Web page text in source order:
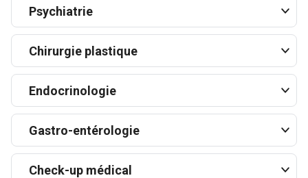
Psychiatrie
Chirurgie plastique
Endocrinologie
Gastro-entérologie
Check-up médical